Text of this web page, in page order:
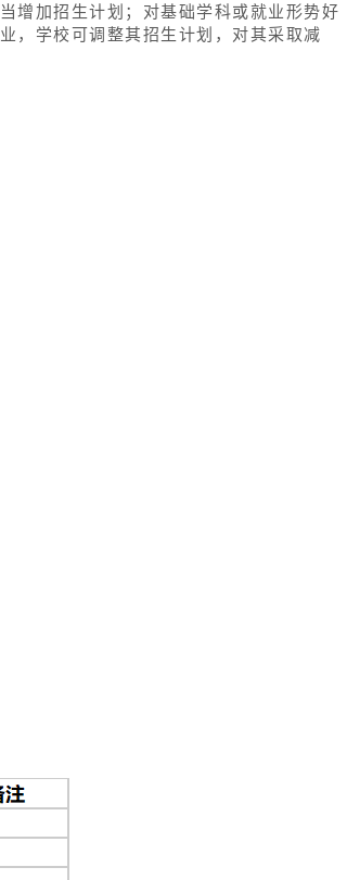
增加招生计划；对基础学科或就业形势好
，学校可调整其招生计划，对其采取减